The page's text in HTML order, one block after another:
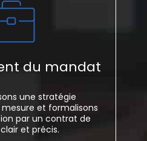
du mandat
une stratégie
mesure et formalisons
par un contrat de
et précis.